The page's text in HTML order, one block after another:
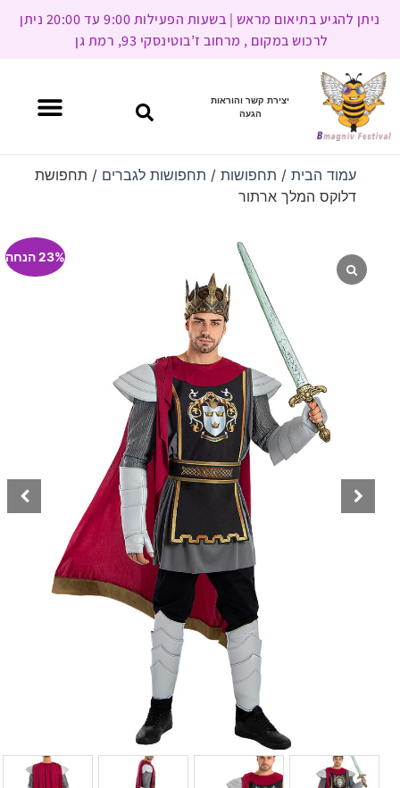
ניתן להגיע בתיאום מראש | בשעות הפעילות 9:00 עד 20:00 ניתן
לרכוש במקום , מרחוב ז’בוטינסקי 93, רמת גן
יצירת קשר והוראות
הגעה
עמוד הבית/ תחפושות/ תחפושות לגברים / תחפושת
דלוקס המלך ארתור
23% הנחה